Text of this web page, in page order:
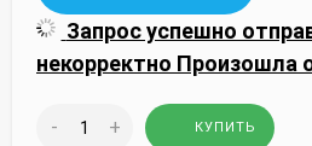
Запрос успешно
некорректно Произошла
- + КУПИТЬ